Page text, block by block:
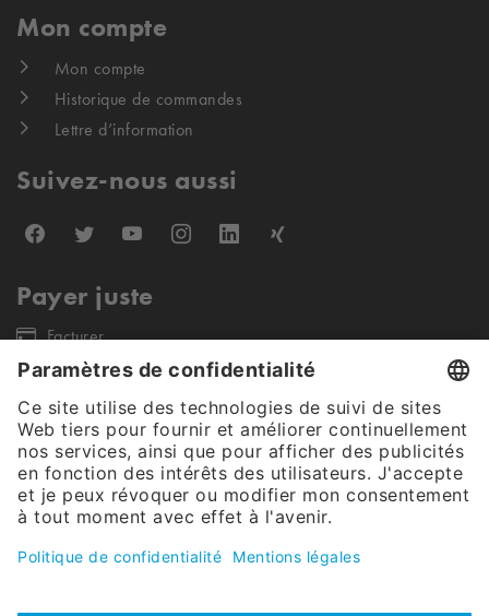
Mon compte
Mon compte
Historique de commandes
Lettre d’information
Suivez-nous aussi
Payer juste
Facturer
Nos partenaires d'expédition
Notre offre s'adresse exclusivement aux clients finaux commerciaux et